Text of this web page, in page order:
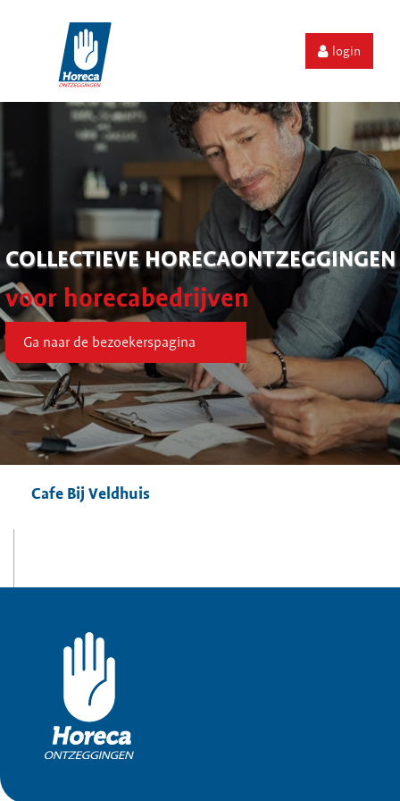
login
COLLECTIEVE HORECAONTZEGGINGEN
voor horecabedrijven
Ga naar de bezoekerspagina
Cafe Bij Veldhuis